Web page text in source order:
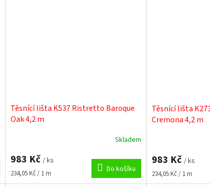
Těsnící lišta K537 Ristretto Baroque
Oak 4,2 m
Skladem
983 Kč / ks
Měrná
cena:
234,05 Kč / 1 m Do košíku
Těsnící lišta
Cremona 4,2 m
983 Kč / ks
Měrná
cena:
234,05 Kč / 1 m